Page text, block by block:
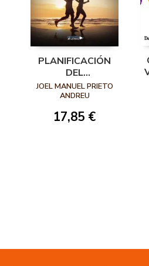
PLANIFICACIÓN
DEL
ENTRENAMIENTO Y
PREVENCIÓN DE
RUNNERS
JOEL MANUEL PRIETO
ANDREU
17,85 €